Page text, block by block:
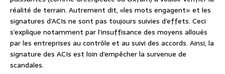
réalité de terrain. Autrement dit, «les mots engagent» et les
signatures d’ACIs ne sont pas toujours suivies d’effets. Ceci
s’explique notamment par l’insuffisance des moyens alloués
par les entreprises au contrôle et au suivi des accords. Ainsi, la
signature des ACIs est loin d’empêcher la survenue de
scandales.